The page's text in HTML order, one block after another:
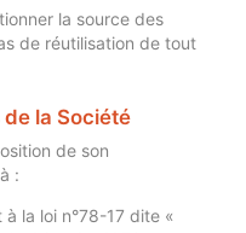
la source des
de réutilisation de tout
la Société
de son
:
la loi n°78-17 dite «